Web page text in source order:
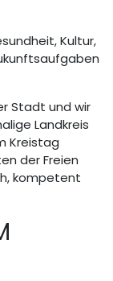
Kultur,
Stadt und wir
Landkreis
Kreistag
der Freien
kompetent